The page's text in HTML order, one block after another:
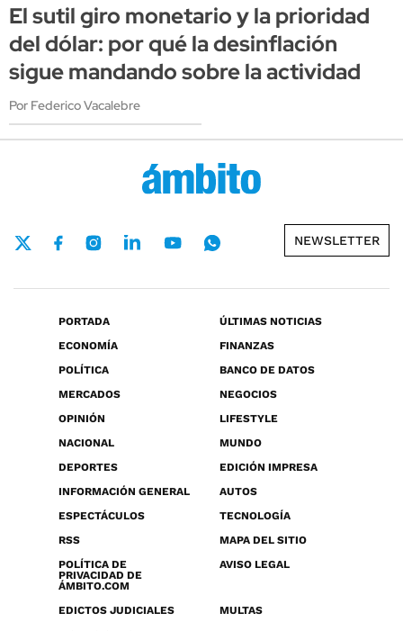
El sutil giro monetario y la prioridad
del dólar: por qué la desinflación
sigue mandando sobre la actividad
Por Federico Vacalebre
NEWSLETTER
PORTADA
ÚLTIMAS NOTICIAS
ECONOMÍA
FINANZAS
POLÍTICA
BANCO DE DATOS
MERCADOS
NEGOCIOS
OPINIÓN
LIFESTYLE
NACIONAL
MUNDO
DEPORTES
EDICIÓN IMPRESA
INFORMACIÓN GENERAL
AUTOS
ESPECTÁCULOS
TECNOLOGÍA
RSS
MAPA DEL SITIO
POLÍTICA DE
PRIVACIDAD DE
ÁMBITO.COM
AVISO LEGAL
EDICTOS JUDICIALES
MULTAS